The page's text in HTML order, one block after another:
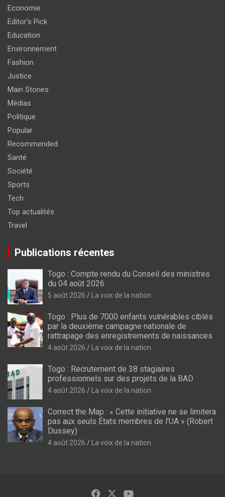
Economie
Editor's Pick
Education
Environnement
Fashion
Justice
Main Stories
Médias
Politique
Popular
Recommended
Santé
Société
Sports
Tech
Top actualités
Travel
Publications récentes
Togo : Compte rendu du Conseil des ministres
du 04 août 2026
5 août 2026 La voix de la nation
Togo : Plus de 7000 enfants vulnérables ciblés
par la deuxième campagne nationale de
rattrapage des enregistrements de naissances
4 août 2026 La voix de la nation
Togo : Recrutement de 38 stagiaires
professionnels sur des projets de la BAD
4 août 2026 La voix de la nation
Correct the Map : « Cette initiative ne se limitera
pas aux seuls États membres de l’UA » (Robert
Dussey)
4 août 2026 La voix de la nation